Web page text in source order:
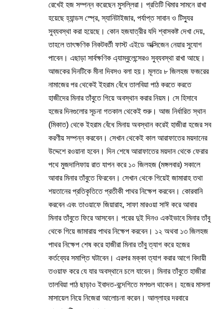
রেখেই হজ সম্পন্ন করেছেন মুসল্লিরা। প্রতিটি খিমার সামনে রাখা
হয়েছে হ্যান্ডস স্প্রে, স্যানিটাইজার, পর্যাপ্ত সাবান ও টিস্যুর
সুব্যবস্থা করা হয়েছে। কোন হজযাত্রীর যদি শ্বাসকষ্ট দেখা দেয়,
তাহলে তাৎক্ষণিক নিকটবর্তী ফাস্ট এইডে অক্সিজেন নেয়ার সুযোগ
পাবেন। এছাড়া সার্বক্ষণিক এ্যাম্বুলেন্সেরও সুব্যবস্থা রাখা আছে।
আজকের দিনটিকে মীনা দিবসও বলা হয়। মূলতঃ ৮ জিলহজ ফজরের
নামাজের পর থেকেই ইহরাম বেঁধে তালবিয়া পাঠ করতে করতে
হাজীদের মিনার তাঁবুতে গিয়ে অবস্থান করার নিয়ম। সে হিসাবে
হজের দিনগুলোর সূচনা গতকাল থেকেই শুরু। আজ নির্ধারিত স্থান
(মিকাত) থেকে ইহরাম বেঁধে মিনায় অবস্থান করেই হাজীরা হজের সব
করণীয় সম্পন্ন করবেন। সেখান থেকেই কাল আরাফাতের ময়দানের
উদ্দেশে রওয়ানা হবেন। দিন শেষে আরাফাতের ময়দান থেকে ফেরার
পথে মুজদালিফায় রাত যাপন করে ১০ জিলহজ (মঙ্গলবার) সকালে
আবার মিনার তাঁবুতে ফিরবেন। সেখান থেকে গিয়েই জামারাহ তথা
শয়তানের প্রতিকৃতিতে প্রতীকী পাথর নিক্ষেপ করবেন। কোরবানি
করবেন এবং তাওয়াফে জিয়ারাহ, সাফা মারওয়া সাঈ করে আবার
মিনার তাঁবুতে ফিরে আসবেন। পরের দুই দিনও একইভাবে মিনার তাঁবু
থেকে গিয়ে জামারায় পাথর নিক্ষেপ করবেন। ১২ অথবা ১৩ জিলহজ
পাথর নিক্ষেপ শেষ করে হাজীরা মিনার তাঁবু ত্যাগ করে হজের
কর্তব্যের সমাপ্তি ঘটাবেন। এরপর মক্কা ত্যাগ করার আগে বিদায়ী
তওয়াফ করে যে যার অবস্থানে চলে যাবেন। মিনার তাঁবুতে হাজীরা
তালবিয়া পাঠ ছাড়াও ইবাদত-বন্দেগিতে মশগুল থাকেন। হজের মাসলা
মাসায়েল নিয়ে নিজেরা আলোচনা করেন। আল্লাহর দরবারে